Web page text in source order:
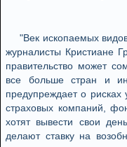
"Век ископаемых
журналисты Кристиане
правительство может
все больше стран и
предупреждает о рисках
страховых компаний,
хотят вывести свои
делают ставку на